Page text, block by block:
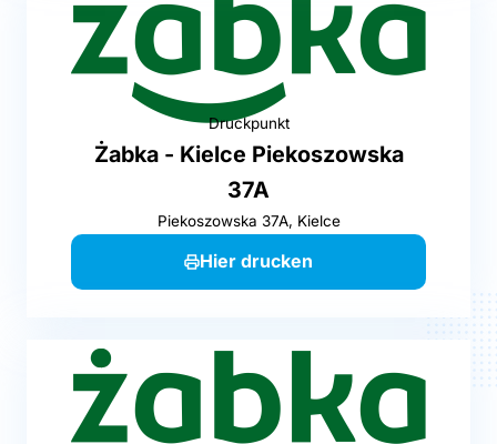
Druckpunkt
Żabka - Kielce Piekoszowska
37A
Piekoszowska 37A, Kielce
Hier drucken